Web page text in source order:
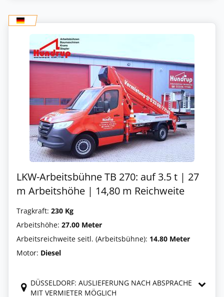
LKW-Arbeitsbühne TB 270: auf 3.5 t | 27
m Arbeitshöhe | 14,80 m Reichweite
Tragkraft: 230 Kg
Arbeitshöhe: 27.00 Meter
Arbeitsreichweite seitl. (Arbeitsbühne): 14.80 Meter
Motor: Diesel
DÜSSELDORF: AUSLIEFERUNG NACH ABSPRACHE
MIT VERMIETER MÖGLICH